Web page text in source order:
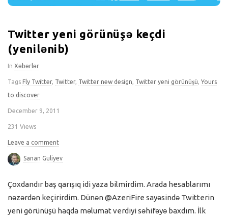
Twitter yeni görünüşə keçdi
(yenilənib)
In Xəbərlər
Tags Fly Twitter, Twitter, Twitter new design, Twitter yeni görünüşü, Yours
to discover
December 9, 2011
231 Views
Leave a comment
Sanan Guliyev
Çoxdandır baş qarışıq idi yaza bilmirdim. Arada hesablarımı
nəzərdən keçirirdim. Dünən @AzeriFire sayəsində Twitterin
yeni görünüşü haqda məlumat verdiyi səhifəyə baxdım. İlk